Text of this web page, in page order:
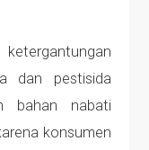
dan pestisida
bahan nabati
konsumen